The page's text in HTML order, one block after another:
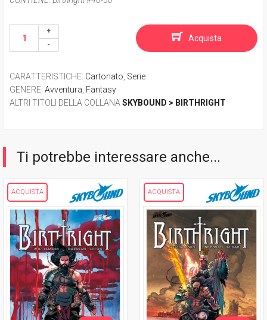
Acquista
CARATTERISTICHE: Cartonato Serie
GENERE: Avventura Fantasy
ALTRI TITOLI DELLA COLLANA SKYBOUND > BIRTHRIGHT
Ti potrebbe interessare anche...
ACQUISTA ACQUISTA